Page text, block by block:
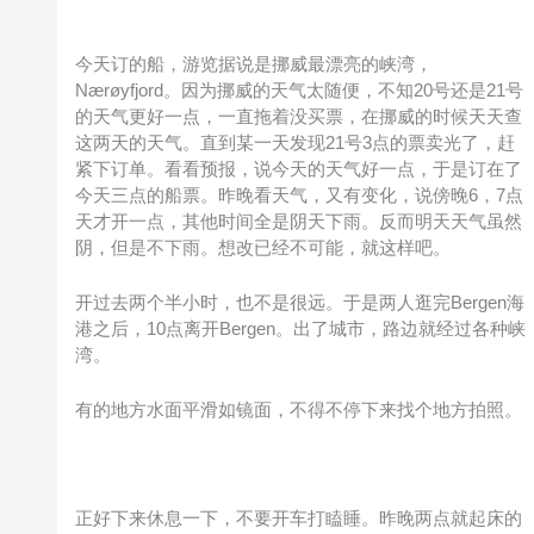
今天订的船，游览据说是挪威最漂亮的峡湾，
Nærøyfjord。因为挪威的天气太随便，不知20号还是21号
的天气更好一点，一直拖着没买票，在挪威的时候天天查
这两天的天气。直到某一天发现21号3点的票卖光了，赶
紧下订单。看看预报，说今天的天气好一点，于是订在了
今天三点的船票。昨晚看天气，又有变化，说傍晚6，7点
天才开一点，其他时间全是阴天下雨。反而明天天气虽然
阴，但是不下雨。想改已经不可能，就这样吧。
开过去两个半小时，也不是很远。于是两人逛完Bergen海
港之后，10点离开Bergen。出了城市，路边就经过各种峡
湾。
有的地方水面平滑如镜面，不得不停下来找个地方拍照。
正好下来休息一下，不要开车打瞌睡。昨晚两点就起床的